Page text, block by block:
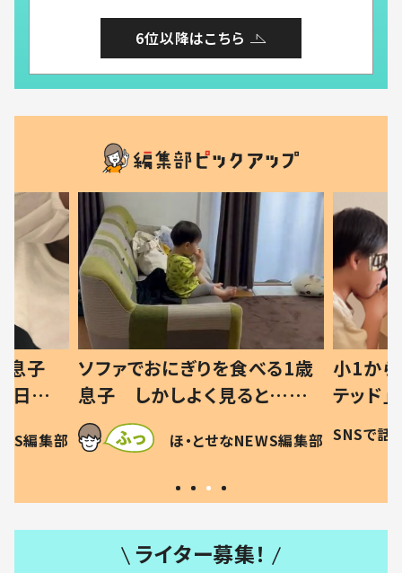
6位以降はこちら
べる1歳
と…母
母の投稿
「現行編集部
小1から不登校、息子は「ギフ
テッド」だった 父が“ウチ給
食”を作り続ける理由とは #令
和の親 #令和の子
SNSで話題 ほ・とせなNEWS編集部
ひ孫
が、
に「
方な
ライター募集！